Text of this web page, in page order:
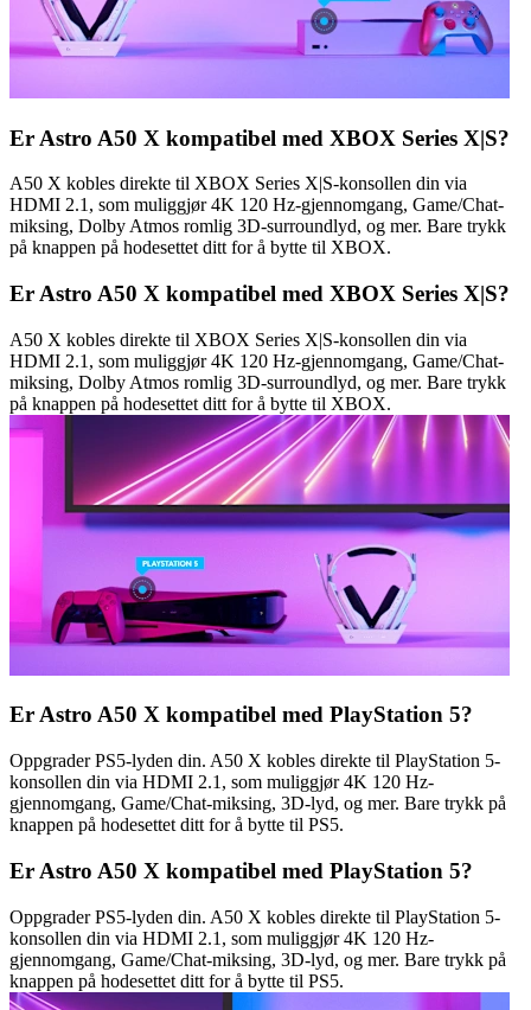
Er Astro A50 X kompatibel med XBOX Series X|S?
A50 X kobles direkte til XBOX Series X|S-konsollen din via
HDMI 2.1, som muliggjør 4K 120 Hz-gjennomgang, Game/Chat-
miksing, Dolby Atmos romlig 3D-surroundlyd, og mer. Bare trykk
på knappen på hodesettet ditt for å bytte til XBOX.
Er Astro A50 X kompatibel med XBOX Series X|S?
A50 X kobles direkte til XBOX Series X|S-konsollen din via
HDMI 2.1, som muliggjør 4K 120 Hz-gjennomgang, Game/Chat-
miksing, Dolby Atmos romlig 3D-surroundlyd, og mer. Bare trykk
på knappen på hodesettet ditt for å bytte til XBOX.
Er Astro A50 X kompatibel med PlayStation 5?
Oppgrader PS5-lyden din. A50 X kobles direkte til PlayStation 5-
konsollen din via HDMI 2.1, som muliggjør 4K 120 Hz-
gjennomgang, Game/Chat-miksing, 3D-lyd, og mer. Bare trykk på
knappen på hodesettet ditt for å bytte til PS5.
Er Astro A50 X kompatibel med PlayStation 5?
Oppgrader PS5-lyden din. A50 X kobles direkte til PlayStation 5-
konsollen din via HDMI 2.1, som muliggjør 4K 120 Hz-
gjennomgang, Game/Chat-miksing, 3D-lyd, og mer. Bare trykk på
knappen på hodesettet ditt for å bytte til PS5.